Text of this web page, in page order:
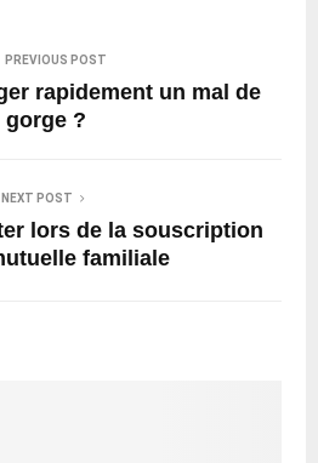
PREVIOUS POST
rapidement un mal de
gorge ?
NEXT POST
lors de la souscription
familiale